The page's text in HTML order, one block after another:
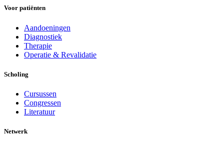
Voor patiënten
Aandoeningen
Diagnostiek
Therapie
Operatie & Revalidatie
Scholing
Cursussen
Congressen
Literatuur
Netwerk